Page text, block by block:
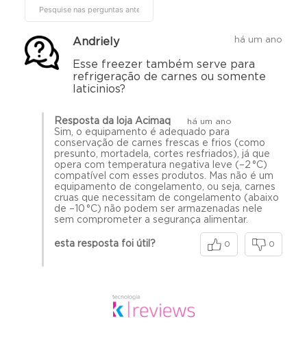
Andriely há um ano
Esse freezer também serve para
refrigeração de carnes ou somente
laticinios?
Resposta da loja Acimaq há um ano
Sim, o equipamento é adequado para
conservação de carnes frescas e frios (como
presunto, mortadela, cortes resfriados), já que
opera com temperatura negativa leve (–2 °C)
compatível com esses produtos. Mas não é um
equipamento de congelamento, ou seja, carnes
cruas que necessitam de congelamento (abaixo
de –10 °C) não podem ser armazenadas nele
sem comprometer a segurança alimentar.
esta resposta foi útil? 0 0